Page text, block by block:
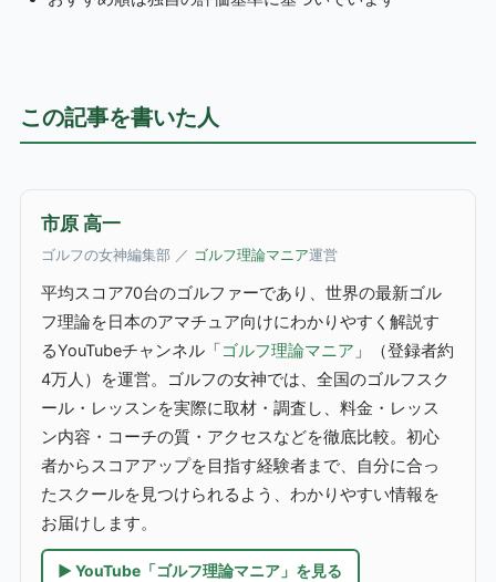
この記事を書いた人
市原 高一
ゴルフの女神編集部 ／ ゴルフ理論マニア運営
平均スコア70台のゴルファーであり、世界の最新ゴル
フ理論を日本のアマチュア向けにわかりやすく解説す
るYouTubeチャンネル「ゴルフ理論マニア 」（登録者約
4万人）を運営。ゴルフの女神では、全国のゴルフスク
ール・レッスンを実際に取材・調査し、料金・レッス
ン内容・コーチの質・アクセスなどを徹底比較。初心
者からスコアアップを目指す経験者まで、自分に合っ
たスクールを見つけられるよう、わかりやすい情報を
お届けします。
▶ YouTube「ゴルフ理論マニア」を見る